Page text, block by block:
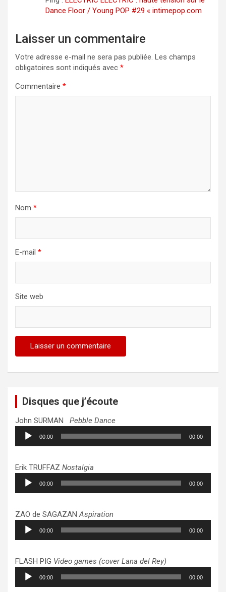
Dance Floor / Young POP #29 « intimepop.com
Laisser un commentaire
Votre adresse e-mail ne sera pas publiée. Les champs
obligatoires sont indiqués avec *
Commentaire *
Nom *
E-mail *
Site web
Disques que j’écoute
John SURMAN Pebble Dance
Lecteur
audio
00:00 00:00
Erik TRUFFAZ Nostalgia
Lecteur
audio
00:00 00:00
ZAO de SAGAZANAspiration
Lecteur
audio
00:00 00:00
FLASH PIG Video games (cover Lana del Rey)
Lecteur
audio
00:00 00:00